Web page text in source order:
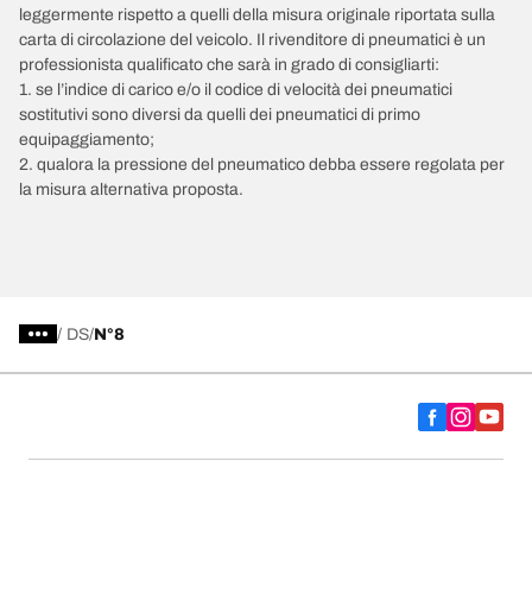
leggermente rispetto a quelli della misura originale riportata sulla
carta di circolazione del veicolo. Il rivenditore di pneumatici è un
professionista qualificato che sarà in grado di consigliarti:
1. se l’indice di carico e/o il codice di velocità dei pneumatici
sostitutivi sono diversi da quelli dei pneumatici di primo
equipaggiamento;
2. qualora la pressione del pneumatico debba essere regolata per
la misura alternativa proposta.
/ DS N°8